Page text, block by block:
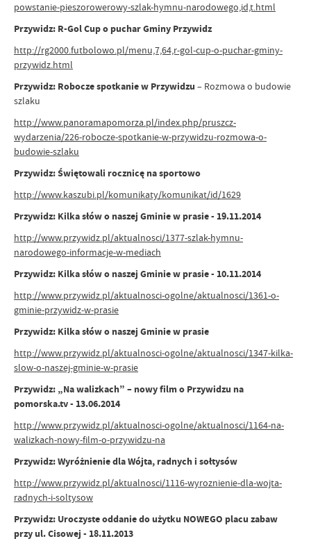
powstanie-pieszorowerowy-szlak-hymnu-narodowego,id,t.html
Przywidz: R-Gol Cup o puchar Gminy Przywidz
http://rg2000.futbolowo.pl/menu,7,64,r-gol-cup-o-puchar-gminy-
przywidz.html
Przywidz: Robocze spotkanie w Przywidzu – Rozmowa o budowie
szlaku
http://www.panoramapomorza.pl/index.php/pruszcz-
wydarzenia/226-robocze-spotkanie-w-przywidzu-rozmowa-o-
budowie-szlaku
Przywidz: Świętowali rocznicę na sportowo
http://www.kaszubi.pl/komunikaty/komunikat/id/1629
Przywidz: Kilka słów o naszej Gminie w prasie - 19.11.2014
http://www.przywidz.pl/aktualnosci/1377-szlak-hymnu-
narodowego-informacje-w-mediach
Przywidz: Kilka słów o naszej Gminie w prasie - 10.11.2014
http://www.przywidz.pl/aktualnosci-ogolne/aktualnosci/1361-o-
gminie-przywidz-w-prasie
Przywidz: Kilka słów o naszej Gminie w prasie
http://www.przywidz.pl/aktualnosci-ogolne/aktualnosci/1347-kilka-
slow-o-naszej-gminie-w-prasie
Przywidz: „Na walizkach” – nowy film o Przywidzu na
pomorska.tv - 13.06.2014
http://www.przywidz.pl/aktualnosci-ogolne/aktualnosci/1164-na-
walizkach-nowy-film-o-przywidzu-na
Przywidz: Wyróżnienie dla Wójta, radnych i sołtysów
http://www.przywidz.pl/aktualnosci/1116-wyroznienie-dla-wojta-
radnych-i-soltysow
Przywidz: Uroczyste oddanie do użytku NOWEGO placu zabaw
przy ul. Cisowej - 18.11.2013